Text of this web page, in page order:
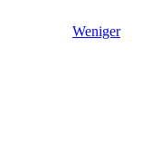
Weniger